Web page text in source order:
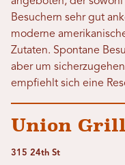
Besuchern sehr gut
moderne
Zutaten. Spontane
aber um
empfiehlt sich eine
Union Grill
315 24th St